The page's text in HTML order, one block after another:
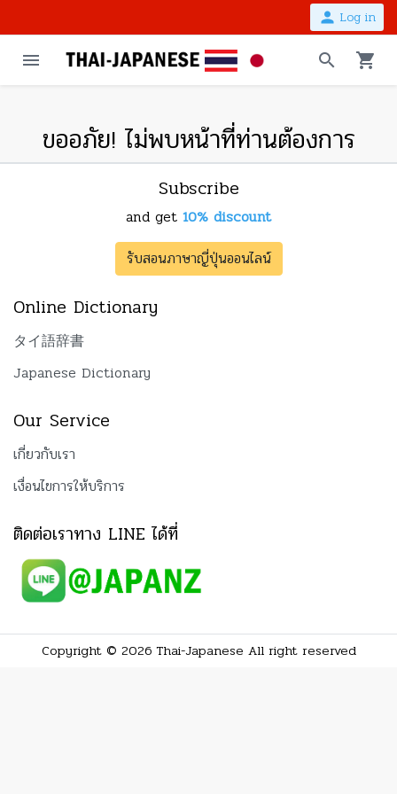
person Log in
menu search shopping_cart
ขออภัย! ไม่พบหน้าที่ท่านต้องการ
Subscribe
and get 10% discount
รับสอนภาษาญี่ปุ่นออนไลน์
Online Dictionary
タイ語辞書
Japanese Dictionary
Our Service
เกี่ยวกับเรา
เงื่อนไขการให้บริการ
ติดต่อเราทาง LINE ได้ที่
Copyright © 2026 Thai-Japanese All right reserved